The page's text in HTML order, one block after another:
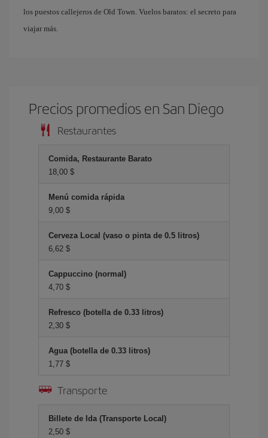
los puestos callejeros de Old Town. Vuelos baratos: el secreto para
viajar más.
Precios promedios en San Diego
Restaurantes
Comida, Restaurante Barato
18,00 $
Menú comida rápida
9,00 $
Cerveza Local (vaso o pinta de 0.5 litros)
6,62 $
Cappuccino (normal)
4,70 $
Refresco (botella de 0.33 litros)
2,30 $
Agua (botella de 0.33 litros)
1,77 $
Transporte
Billete de Ida (Transporte Local)
2,50 $